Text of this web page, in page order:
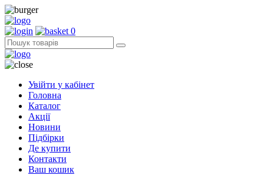
0
Увійти у кабінет
Головна
Каталог
Акції
Новини
Підбірки
Де купити
Контакти
Ваш кошик